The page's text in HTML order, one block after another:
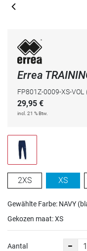
Errea
FP801Z-0009-XS-VOL
29,95 €
incl. 21 % Btw.
2XS XS
Gewählte Farbe: NAVY
Gekozen maat:XS
Aantal